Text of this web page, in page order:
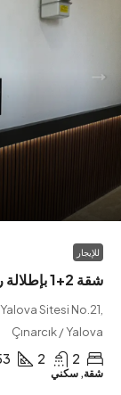
Yalova Sitesi
Çınarcık /
90.53